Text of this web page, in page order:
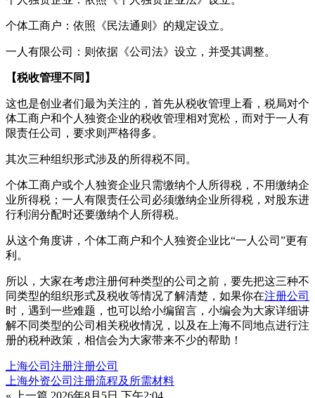
个体工商户：依照《民法通则》的规定设立。
一人有限公司：则依据《公司法》设立，并受其调整。
【税收管理不同】
这也是创业者们最为关注的，首先从税收管理上看，税局对个
体工商户和个人独资企业的税收管理相对宽松，而对于一人有
限责任公司，要求则严格得多。
其次三种组织形式涉及的所得税不同。
个体工商户或个人独资企业只需缴纳个人所得税，不用缴纳企
业所得税；一人有限责任公司必须缴纳企业所得税，对股东进
行利润分配时还要缴纳个人所得税。
从这个角度讲，个体工商户和个人独资企业比“一人公司”更有
利。
所以，大家在考虑注册何种类型的公司之前，要先把这三种不
同类型的组织形式及税收等情况了解清楚，如果你在注册公司
时，遇到一些难题，也可以给小编留言，小编会为大家详细讲
解不同类型的公司相关税收情况，以及在上海不同地点进行注
册的税种政策，相信会为大家带来不少的帮助！
上海公司注册注册公司
上海外资公司注册流程及所需材料